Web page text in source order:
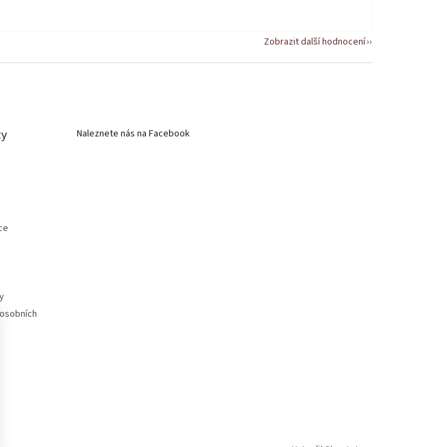
Zobrazit další hodnocení
Naleznete nás na Facebook